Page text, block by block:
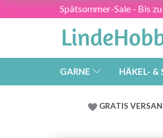
Spätsommer-Sale - Bis
GARNE HÄKEL- &
GRATIS